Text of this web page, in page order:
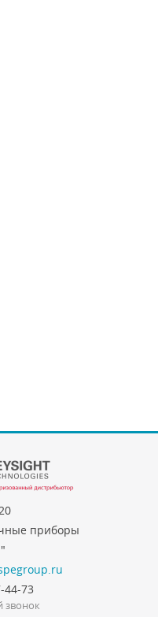
приборы
44-73
звонок